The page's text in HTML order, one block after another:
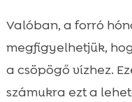
Valóban, a forró
megfigyelhetjük,
a csöpögő vízhez.
számukra ezt a